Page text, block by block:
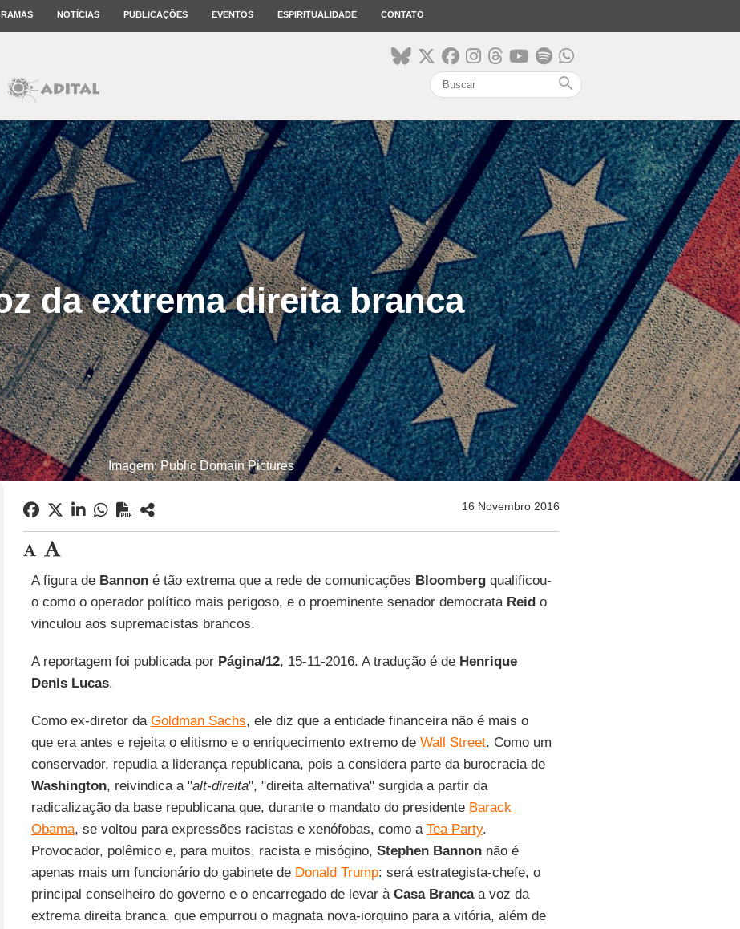
NOTÍCIAS PUBLICAÇÕES EVENTOS ESPIRITUALIDADE CONTATO
search
da extrema direita branca
Imagem: Public Domain Pictures
16 Novembro 2016
A figura de Bannoné tão extrema que a rede de comunicações Bloombergqualificou-
o como o operador político mais perigoso, e o proeminente senador democrata Reido
vinculou aos supremacistas brancos.
A reportagem foi publicada por Página/12, 15-11-2016. A tradução é de Henrique
Denis Lucas.
Como ex-diretor da Goldman Sachs, ele diz que a entidade financeira não é mais o
que era antes e rejeita o elitismo e o enriquecimento extremo de Wall Street. Como um
conservador, repudia a liderança republicana, pois a considera parte da burocracia de
Washington, reivindica a "alt-direita", "direita alternativa" surgida a partir da
radicalização da base republicana que, durante o mandato do presidente Barack
Obama, se voltou para expressões racistas e xenófobas, como a Tea Party.
Provocador, polêmico e, para muitos, racista e misógino, Stephen Bannonnão é
apenas mais um funcionário do gabinete de Donald Trump: será estrategista-chefe, o
principal conselheiro do governo e o encarregado de levar à Casa Brancaa voz da
extrema direita branca, que empurrou o magnata nova-iorquino para a vitória, além de